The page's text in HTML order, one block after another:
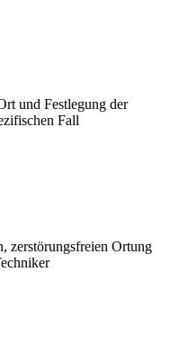
und Festlegung der
Fall
zerstörungsfreien Ortung